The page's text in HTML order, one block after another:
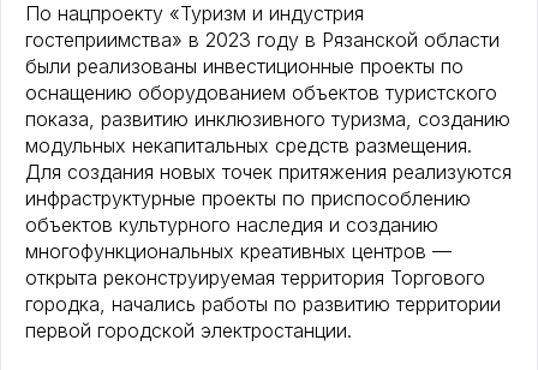
По нацпроекту «Туризм и индустрия
гостеприимства» в 2023 году в Рязанской области
были реализованы инвестиционные проекты по
оснащению оборудованием объектов туристского
показа, развитию инклюзивного туризма, созданию
модульных некапитальных средств размещения.
Для создания новых точек притяжения реализуются
инфраструктурные проекты по приспособлению
объектов культурного наследия и созданию
многофункциональных креативных центров —
открыта реконструируемая территория Торгового
городка, начались работы по развитию территории
первой городской электростанции.